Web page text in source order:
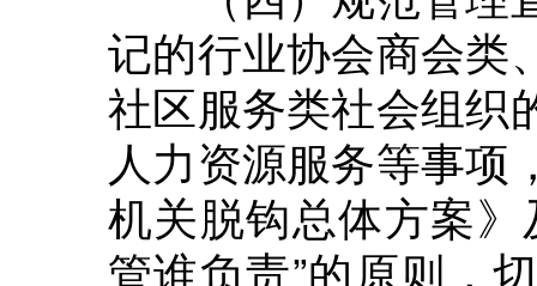
记的行业协会商会类
社区服务类社会组织
人力资源服务等事项
机关脱钩总体方案
管谁负责”的原则，